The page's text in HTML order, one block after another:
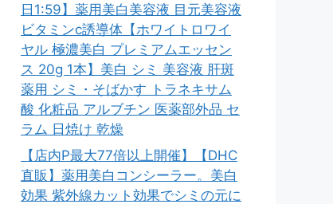
日1:59】薬用美白美容液 目元美容液
ビタミンc誘導体【ホワイトロワイ
ヤル 極濃美白 プレミアムエッセン
ス 20g 1本】美白 シミ 美容液 肝斑
薬用 シミ・そばかす トラネキサム
酸 化粧品 アルブチン 医薬部外品 セ
ラム 日焼け 乾燥
【店内P最大77倍以上開催】【DHC
直販】薬用美白コンシーラー。美白
効果 紫外線カット効果でシミの元に